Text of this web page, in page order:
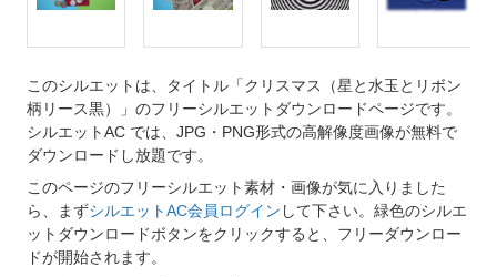
このシルエットは、タイトル「クリスマス（星と水玉とリボン
柄リース黒）」のフリーシルエットダウンロードページです。
シルエットAC では、JPG・PNG形式の高解像度画像が無料で
ダウンロードし放題です。
このページのフリーシルエット素材・画像が気に入りました
ら、まずシルエットAC会員ログイン して下さい。緑色のシルエ
ットダウンロードボタンをクリックすると、フリーダウンロー
ドが開始されます。